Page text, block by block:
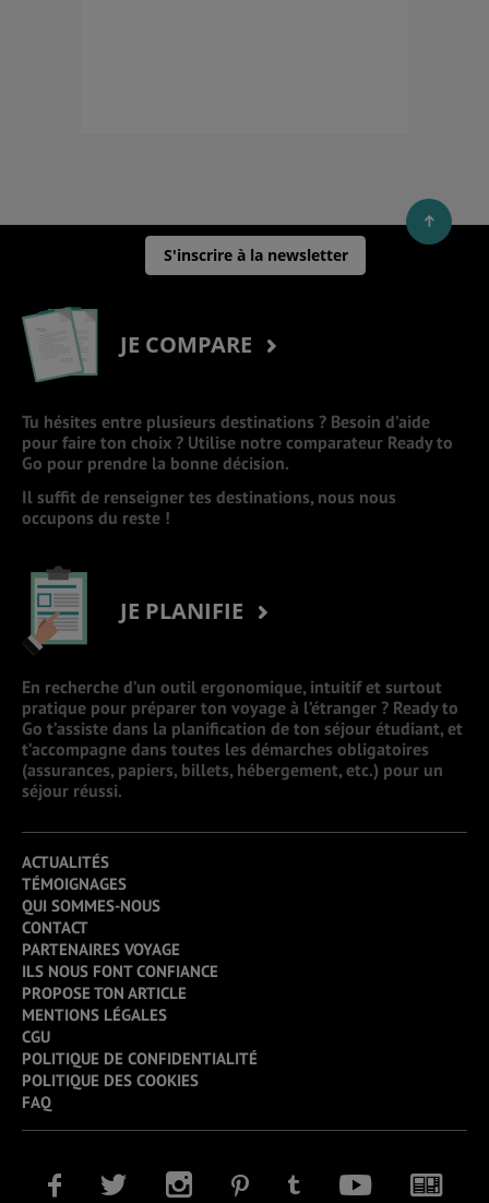
S'inscrire à la newsletter
JE COMPARE
Tu hésites entre plusieurs destinations ? Besoin d’aide
pour faire ton choix ? Utilise notre comparateur Ready to
Go pour prendre la bonne décision.
Il suffit de renseigner tes destinations, nous nous
occupons du reste !
JE PLANIFIE
En recherche d’un outil ergonomique, intuitif et surtout
pratique pour préparer ton voyage à l’étranger ? Ready to
Go t’assiste dans la planification de ton séjour étudiant, et
t’accompagne dans toutes les démarches obligatoires
(assurances, papiers, billets, hébergement, etc.) pour un
séjour réussi.
ACTUALITÉS
TÉMOIGNAGES
QUI SOMMES-NOUS
CONTACT
PARTENAIRES VOYAGE
ILS NOUS FONT CONFIANCE
PROPOSE TON ARTICLE
MENTIONS LÉGALES
CGU
POLITIQUE DE CONFIDENTIALITÉ
POLITIQUE DES COOKIES
FAQ